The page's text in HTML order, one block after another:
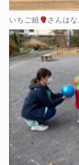
いちご組 さんは